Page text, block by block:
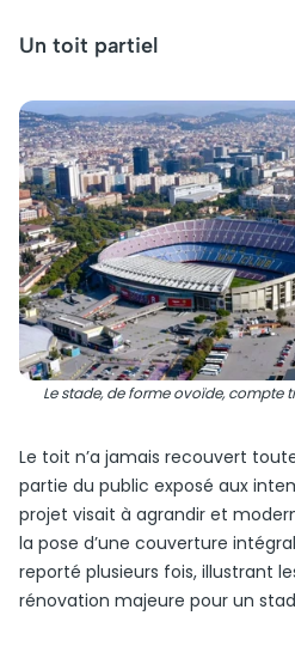
Un toit partiel
Le stade, de forme ovoïde, compte
Le toit n’a jamais recouvert
partie du public exposé aux
projet visait à agrandir et
la pose d’une couverture
reporté plusieurs fois, illustrant
rénovation majeure pour un